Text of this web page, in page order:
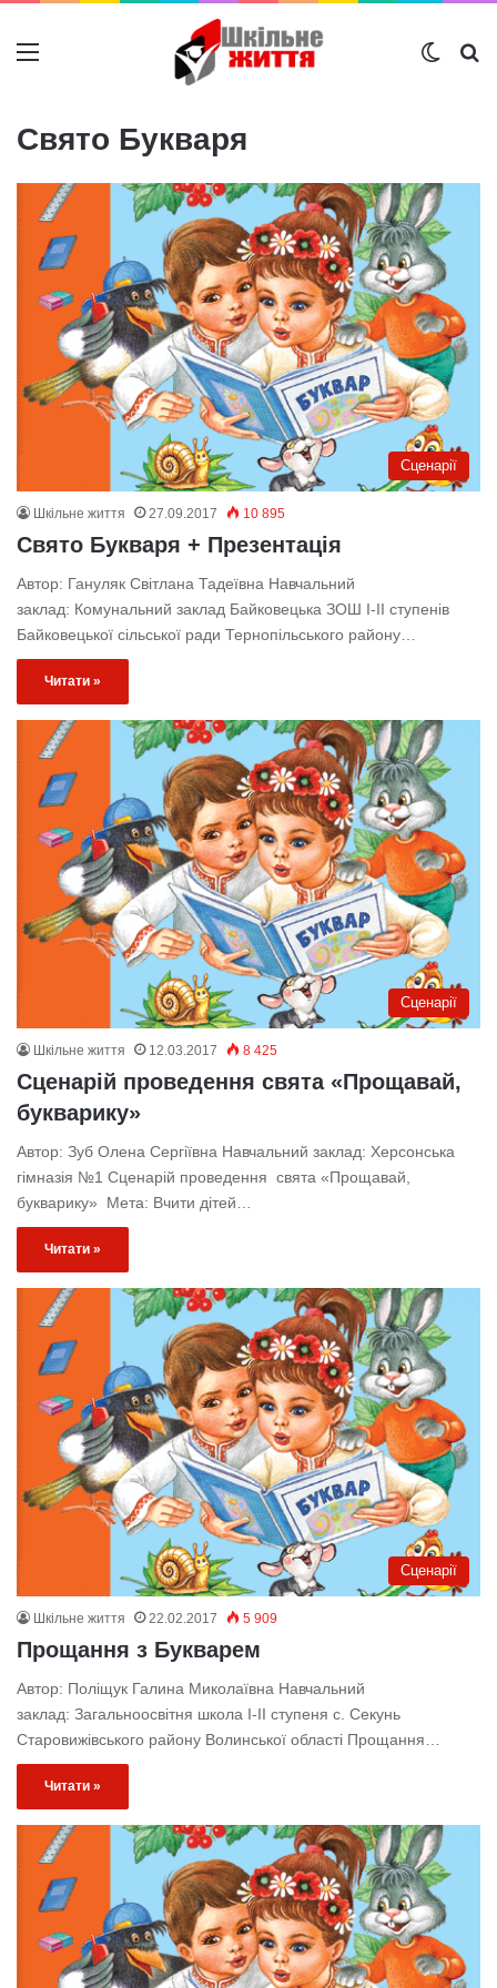
Меню
Свято Букваря
Сценарії
Шкільне життя 27.09.2017 10 895
Свято Букваря + Презентація
Автор: Гануляк Світлана Тадеївна Навчальний
заклад: Комунальний заклад Байковецька ЗОШ І-ІІ ступенів
Байковецької сільської ради Тернопільського району…
Читати »
Сценарії
Шкільне життя 12.03.2017 8 425
Сценарій проведення свята «Прощавай,
букварику»
Автор: Зуб Олена Сергіївна Навчальний заклад: Херсонська
гімназія №1 Сценарій проведення свята «Прощавай,
букварику» Мета: Вчити дітей…
Читати »
Сценарії
Шкільне життя 22.02.2017 5 909
Прощання з Букварем
Автор: Поліщук Галина Миколаївна Навчальний
заклад: Загальноосвітня школа I-II ступеня с. Секунь
Старовижівського району Волинської області Прощання…
Читати »